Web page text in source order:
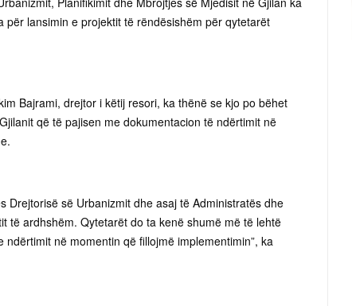
për lansimin e projektit të rëndësishëm për qytetarët
Bajrami, drejtor i këtij resori, ka thënë se kjo po bëhet
që të pajisen me dokumentacion të ndërtimit në
Drejtorisë së Urbanizmit dhe asaj të Administratës dhe
të ardhshëm. Qytetarët do ta kenë shumë më të lehtë
në momentin që fillojmë implementimin”, ka